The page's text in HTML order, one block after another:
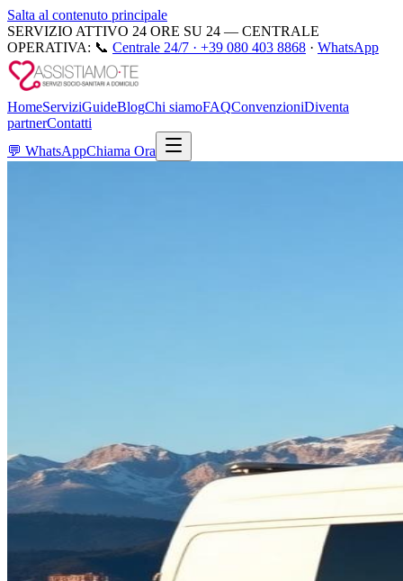
Salta al contenuto principale
SERVIZIO ATTIVO 24 ORE SU 24 — CENTRALE
OPERATIVA: 📞 Centrale 24/7 · +39 080 403 8868 · WhatsApp
HomeServiziGuideBlogChi siamoFAQConvenzioniDiventa
partnerContatti
💬 WhatsAppChiama Ora